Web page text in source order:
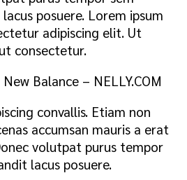
posuere. Lorem ipsum
adipiscing elit. Ut
consectetur.
Balance – NELLY.COM
convallis. Etiam non
accumsan mauris a erat
volutpat purus tempor
lacus posuere.